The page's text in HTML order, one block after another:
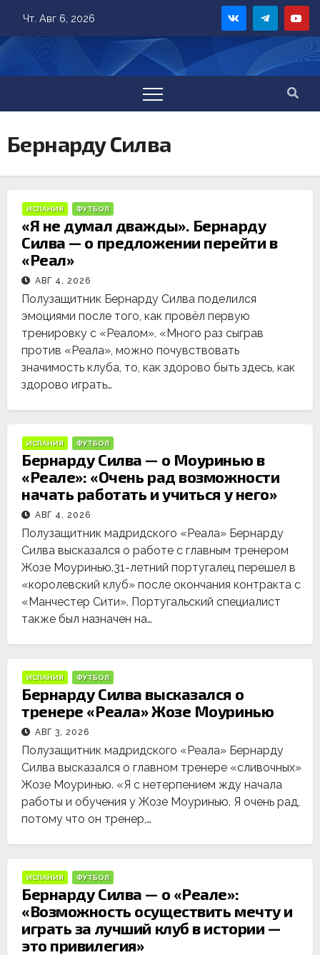
content
Чт. Авг 6, 2026
Бернарду Силва
ИСПАНИЯ ФУТБОЛ
«Я не думал дважды». Бернарду
Силва — о предложении перейти в
«Реал»
АВГ 4, 2026
Полузащитник Бернарду Силва поделился
эмоциями после того, как провёл первую
тренировку с «Реалом». «Много раз сыграв
против «Реала», можно почувствовать
значимость клуба, то, как здорово быть здесь, как
здорово играть…
ИСПАНИЯ ФУТБОЛ
Бернарду Силва — о Моуринью в
«Реале»: «Очень рад возможности
начать работать и учиться у него»
АВГ 4, 2026
Полузащитник мадридского «Реала» Бернарду
Силва высказался о работе с главным тренером
Жозе Моуринью.31-летний португалец перешел в
«королевский клуб» после окончания контракта с
«Манчестер Сити». Португальский специалист
также был назначен на…
ИСПАНИЯ ФУТБОЛ
Бернарду Силва высказался о
тренере «Реала» Жозе Моуринью
АВГ 3, 2026
Полузащитник мадридского «Реала» Бернарду
Силва высказался о главном тренере «сливочных»
Жозе Моуринью. «Я с нетерпением жду начала
работы и обучения у Жозе Моуринью. Я очень рад,
потому что он тренер,…
ИСПАНИЯ ФУТБОЛ
Бернарду Силва — о «Реале»:
«Возможность осуществить мечту и
играть за лучший клуб в истории —
это привилегия»